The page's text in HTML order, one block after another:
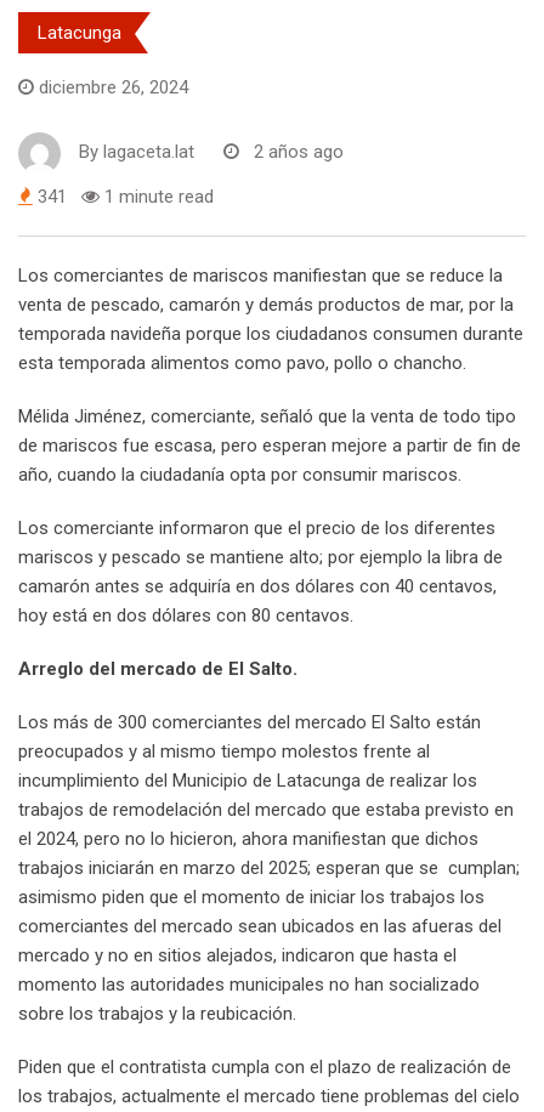
Latacunga
diciembre 26, 2024
By lagaceta.lat 2 años ago
341 1 minute read
Los comerciantes de mariscos manifiestan que se reduce la
venta de pescado, camarón y demás productos de mar, por la
temporada navideña porque los ciudadanos consumen durante
esta temporada alimentos como pavo, pollo o chancho.
Mélida Jiménez, comerciante, señaló que la venta de todo tipo
de mariscos fue escasa, pero esperan mejore a partir de fin de
año, cuando la ciudadanía opta por consumir mariscos.
Los comerciante informaron que el precio de los diferentes
mariscos y pescado se mantiene alto; por ejemplo la libra de
camarón antes se adquiría en dos dólares con 40 centavos,
hoy está en dos dólares con 80 centavos.
Arreglo del mercado de El Salto.
Los más de 300 comerciantes del mercado El Salto están
preocupados y al mismo tiempo molestos frente al
incumplimiento del Municipio de Latacunga de realizar los
trabajos de remodelación del mercado que estaba previsto en
el 2024, pero no lo hicieron, ahora manifiestan que dichos
trabajos iniciarán en marzo del 2025; esperan que se cumplan;
asimismo piden que el momento de iniciar los trabajos los
comerciantes del mercado sean ubicados en las afueras del
mercado y no en sitios alejados, indicaron que hasta el
momento las autoridades municipales no han socializado
sobre los trabajos y la reubicación.
Piden que el contratista cumpla con el plazo de realización de
los trabajos, actualmente el mercado tiene problemas del cielo